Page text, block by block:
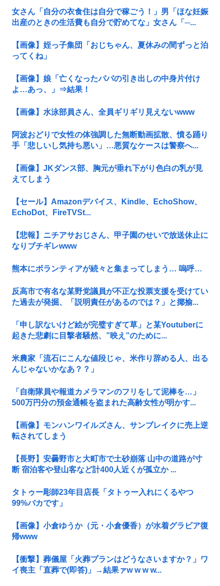
女さん「自分の衣食住は自分で稼ごう！」男「ほな妊娠
出産のときの生活費も自分で貯めてな」女さん「─...
【画像】姪っ子集団「おじちゃん、夏休みの間ずっと泊
ってくね」
【画像】娘「亡くなったパパの引き出しの中身片付け
よ…あっ、」⇒結果！
【画像】水泳部員さん、全員ギリギリ見えないwww
阿波おどりで女性の体強調した無断動画拡散、憤る踊り
手「悲しいし気持ち悪い」…悪質なケースは警察へ...
【画像】JKダンス部、胸元が垂れ下がり色白の乳が見
えてしまう
【セール】Amazonデバイス、Kindle、EchoShow、
EchoDot、FireTVSt...
【悲報】ニチアサおじさん、甲子園のせいで放送休止に
なりブチギレwww
熊本にボランティアが続々と集まってしまう… 嗚呼…
反高市で有名な某野党議員が不正な投票支援を受けてい
た過去が発掘、「説明責任があるのでは？」と揶揄...
「申し訳ないけど絵が完璧すぎて草」と某Youtuberに
起きた悲劇に目撃者騒然、”映え”のために...
米農家「流石にこんな値段じゃ、米作り辞める人、出る
んじゃないかなあ？？」
「自衛隊員や報道カメラマンのフリをして泥棒を…」
500万円分の預金通帳を盗まれた高齢女性が明かす...
【画像】モンハンワイルズさん、サンブレイクに売上逆
転されてしまう
【長野】安曇野市と大町市で土砂崩落 山中の道路が寸
断 宿泊客や登山客など計400人近くが孤立か ...
タトゥー彫師23年目店長「タトゥー入れにくるやつ
99%バカです」
【画像】小倉ゆうか（元・小倉優香）が水着グラビア復
帰www
【衝撃】葬儀屋「火葬プランはどうなさいますか？」ワ
イ喪主「直葬で(即答)」→結果ァw w w w...